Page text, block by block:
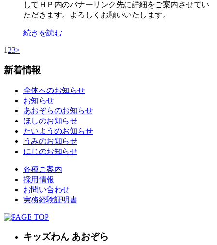
してＨＰ内のバナーリンク先に詳細をご案内させてい
ただきます。よろしくお願いいたします。
続きを読む
1 23>
新着情報
全体へのお知らせ
お知らせ
あおぞらのお知らせ
ほしのお知らせ
たいようのお知らせ
うみのお知らせ
にじのお知らせ
各種ご案内
採用情報
お問い合わせ
実務経験証明書
キッズわん あおぞら